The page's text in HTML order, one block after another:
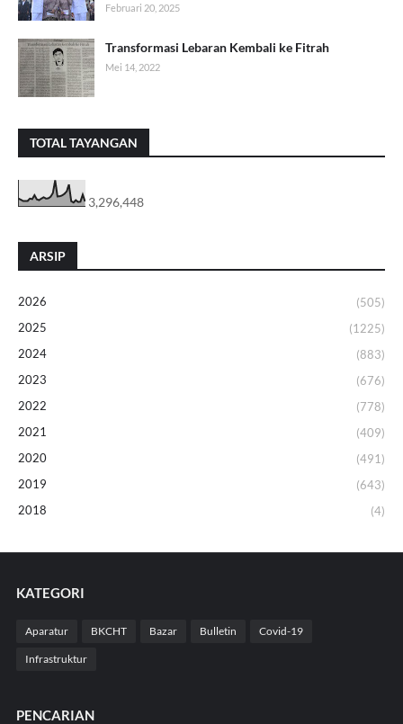
Februari 20, 2025
Transformasi Lebaran Kembali ke Fitrah
Mei 14, 2022
TOTAL TAYANGAN
3,296,448
ARSIP
2026
(505)
2025
(1225)
2024
(883)
2023
(676)
2022
(778)
2021
(409)
2020
(491)
2019
(643)
2018
(4)
KATEGORI
Aparatur BKCHT Bazar Bulletin Covid-19
Infrastruktur
PENCARIAN